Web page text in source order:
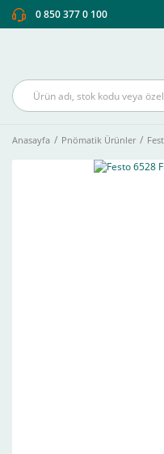
0 850 377 0 100
Anasayfa Pnömatik Ürünler